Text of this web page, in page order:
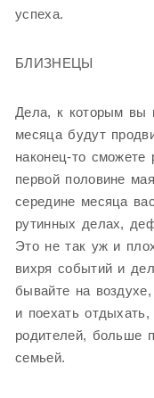
успеха.
БЛИЗНЕЦЫ
Дела, к которым вы
месяца будут
наконец-то
первой половине
середине месяца
рутинных делах,
Это не так уж и
вихря событий и
бывайте на
и поехать
родителей, больше
семьей.